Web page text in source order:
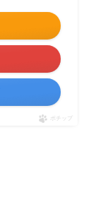
ポチップ